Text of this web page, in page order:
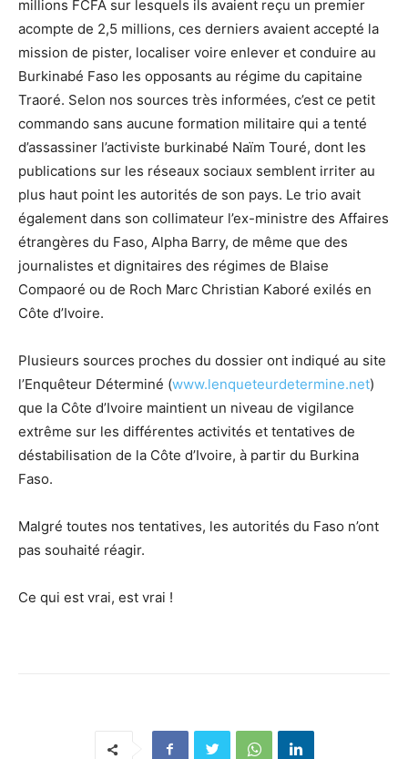
millions FCFA sur lesquels ils avaient reçu un premier
acompte de 2,5 millions, ces derniers avaient accepté la
mission de pister, localiser voire enlever et conduire au
Burkinabé Faso les opposants au régime du capitaine
Traoré. Selon nos sources très informées, c’est ce petit
commando sans aucune formation militaire qui a tenté
d’assassiner l’activiste burkinabé Naïm Touré, dont les
publications sur les réseaux sociaux semblent irriter au
plus haut point les autorités de son pays. Le trio avait
également dans son collimateur l’ex-ministre des Affaires
étrangères du Faso, Alpha Barry, de même que des
journalistes et dignitaires des régimes de Blaise
Compaoré ou de Roch Marc Christian Kaboré exilés en
Côte d’Ivoire.
Plusieurs sources proches du dossier ont indiqué au site
l’Enquêteur Déterminé (www.lenqueteurdetermine.net)
que la Côte d’Ivoire maintient un niveau de vigilance
extrême sur les différentes activités et tentatives de
déstabilisation de la Côte d’Ivoire, à partir du Burkina
Faso.
Malgré toutes nos tentatives, les autorités du Faso n’ont
pas souhaité réagir.
Ce qui est vrai, est vrai !